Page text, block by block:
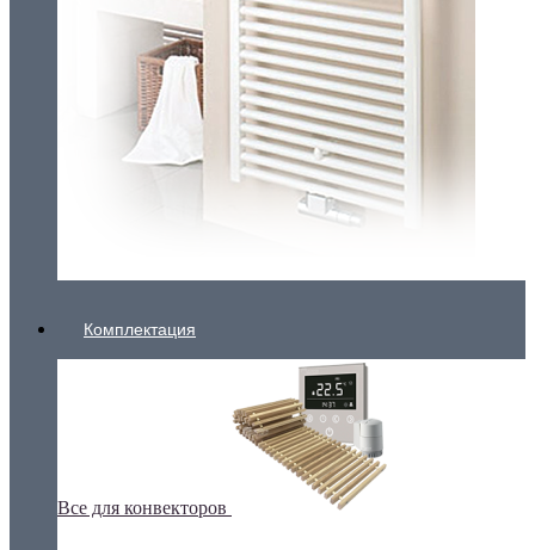
Комплектация
Все для конвекторов